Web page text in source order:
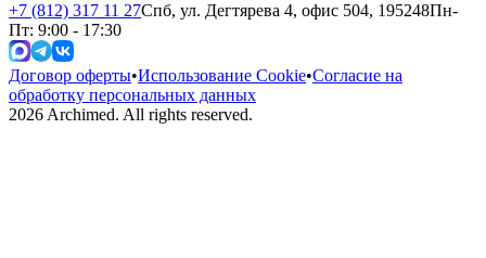
+7 (812) 317 11 27Спб, ул. Дегтярева 4, офис 504, 195248Пн-
Пт: 9:00 - 17:30
Договор оферты•Использование Cookie•Согласие на
обработку персональных данных
2026Archimed. All rights reserved.